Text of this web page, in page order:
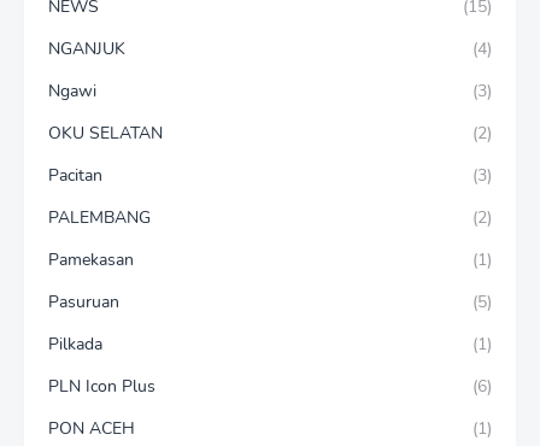
NEWS
(15)
NGANJUK
(4)
Ngawi
(3)
OKU SELATAN
(2)
Pacitan
(3)
PALEMBANG
(2)
Pamekasan
(1)
Pasuruan
(5)
Pilkada
(1)
PLN Icon Plus
(6)
PON ACEH
(1)